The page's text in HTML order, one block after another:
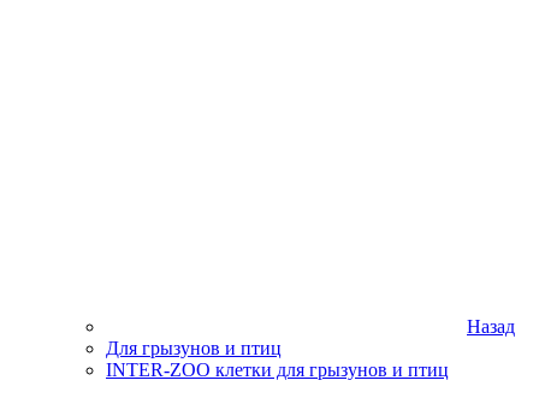
Назад
Для грызунов и птиц
INTER-ZOO клетки для грызунов и птиц